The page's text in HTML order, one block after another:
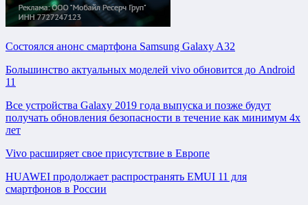
Состоялся анонс смартфона Samsung Galaxy A32
Большинство актуальных моделей vivo обновится до Android
11
Все устройства Galaxy 2019 года выпуска и позже будут
получать обновления безопасности в течение как минимум 4х
лет
Vivo расширяет свое присутствие в Европе
HUAWEI продолжает распространять EMUI 11 для
смартфонов в России